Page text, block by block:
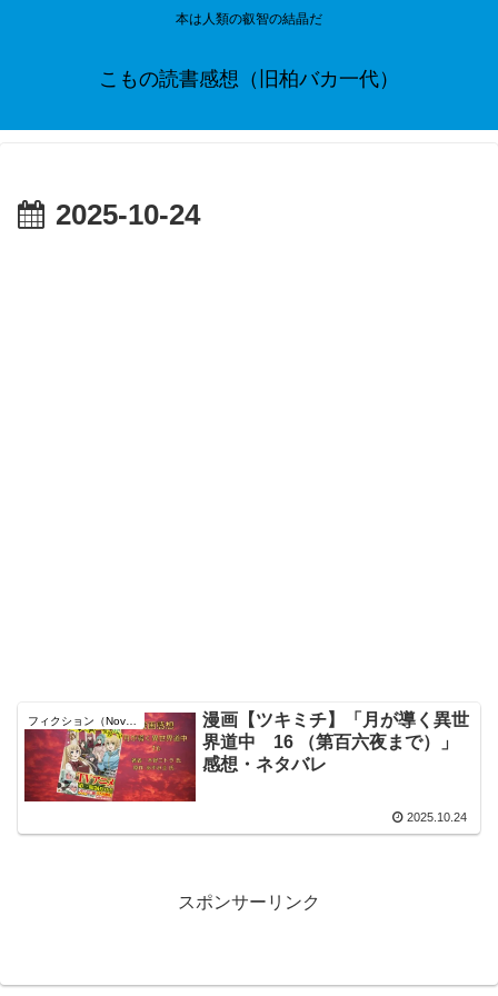
本は人類の叡智の結晶だ
こもの読書感想（旧柏バカ一代）
2025-10-24
フィクション（Novel）
漫画【ツキミチ】「月が導く異世
界道中 16 （第百六夜まで）」
感想・ネタバレ
2025.10.24
スポンサーリンク